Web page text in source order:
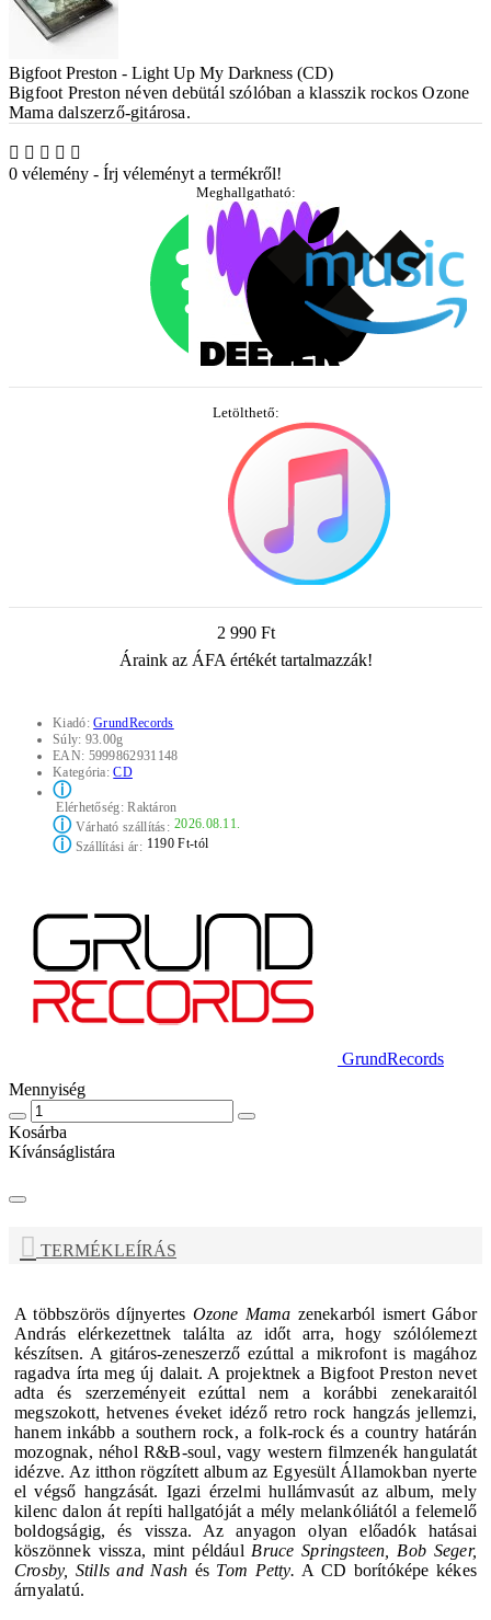
Bigfoot Preston - Light Up My Darkness (CD)
Bigfoot Preston néven debütál szólóban a klasszik rockos Ozone
Mama dalszerző-gitárosa.
0 vélemény - Írj véleményt a termékről!
Meghallgatható:
Letölthető:
2 990 Ft
Áraink az ÁFA értékét tartalmazzák!
Kiadó:GrundRecords
Súly: 93.00g
EAN: 5999862931148
Kategória:CD
ⓘ
Elérhetőség:Raktáron
ⓘVárható szállítás: 2026.08.11.
ⓘSzállítási ár: 1190 Ft-tól
GrundRecords
Mennyiség
Kosárba
Kívánságlistára
TERMÉKLEÍRÁS
A többszörös díjnyertes Ozone Mama zenekarból ismert Gábor
András elérkezettnek találta az időt arra, hogy szólólemezt
készítsen. A gitáros-zeneszerző ezúttal a mikrofont is magához
ragadva írta meg új dalait. A projektnek a Bigfoot Preston nevet
adta és szerzeményeit ezúttal nem a korábbi zenekaraitól
megszokott, hetvenes éveket idéző retro rock hangzás jellemzi,
hanem inkább a southern rock, a folk-rock és a country határán
mozognak, néhol R&B-soul, vagy western filmzenék hangulatát
idézve. Az itthon rögzített album az Egyesült Államokban nyerte
el végső hangzását. Igazi érzelmi hullámvasút az album, mely
kilenc dalon át repíti hallgatóját a mély melankóliától a felemelő
boldogságig, és vissza. Az anyagon olyan előadók hatásai
köszönnek vissza, mint például Bruce Springsteen, Bob Seger,
Crosby, Stills and Nash és Tom Petty. A CD borítóképe kékes
árnyalatú.